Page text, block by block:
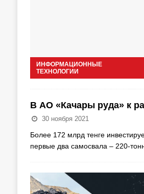
ИНФОРМАЦИОННЫЕ
ТЕХНОЛОГИИ
В АО «Качары руда» к
30 ноября 2021
Более 172 млрд тенге
первые два самосвала – 220-